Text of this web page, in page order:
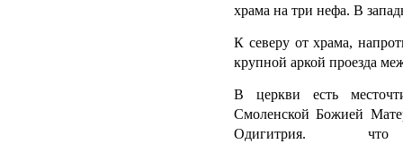
храма на три нефа. В
К северу от храма,
крупной аркой проезда
В церкви есть
Смоленской Божией
Одигитрия.